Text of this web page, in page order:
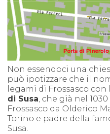
Non essendoci una
può ipotizzare che il
legami di Frossasco con
di Susa, che già nel
Frossasco da Olderico
Torino e padre della
Susa.